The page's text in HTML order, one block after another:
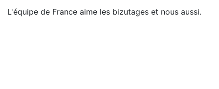
L'équipe de France aime les bizutages et nous aussi.